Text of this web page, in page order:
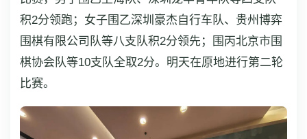
积2分领跑；女子围乙深圳豪杰自行车队、贵州博弈
围棋有限公司队等八支队积2分领先；围丙北京市围
棋协会队等10支队全取2分。明天在原地进行第二轮
比赛。